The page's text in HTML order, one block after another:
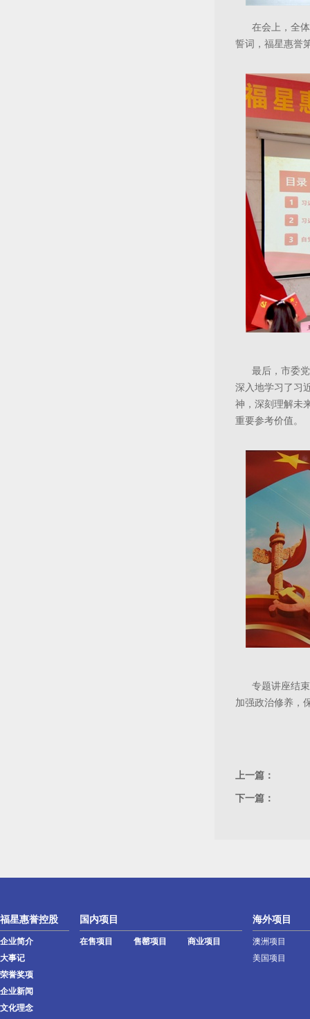
在会上，全
誓词，福星惠誉
最后，市委
深入地学习了习
神，深刻理解未
重要参考价值。
专题讲座结
加强政治修养，
上一篇：
下一篇：
福星惠誉控股
企业简介
大事记
荣誉奖项
企业新闻
文化理念
国内项目
在售项目 售罄项目 商业项目
海外项目
澳洲项目
美国项目